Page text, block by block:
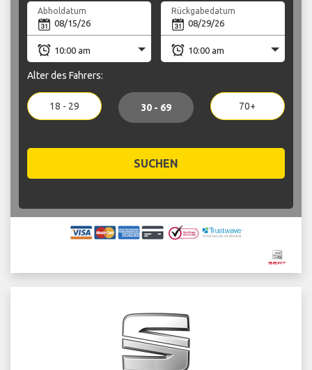
Abholdatum Rückgabedatum
Alter des Fahrers:
18 - 29 30 - 69 70+
SUCHEN